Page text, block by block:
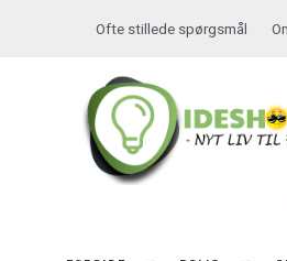
Ofte stillede spørgsmål